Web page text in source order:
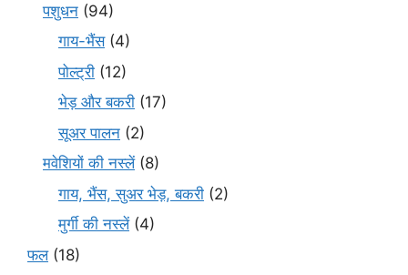
पशुधन (94)
गाय-भैंस(4)
पोल्ट्री (12)
भेड़ और बकरी (17)
सूअर पालन (2)
मवेशियों की नस्लें(8)
गाय, भैंस, सुअर भेड़, बकरी (2)
मुर्गी की नस्लें(4)
फल(18)